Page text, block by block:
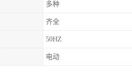
多种
齐全
50HZ
电动